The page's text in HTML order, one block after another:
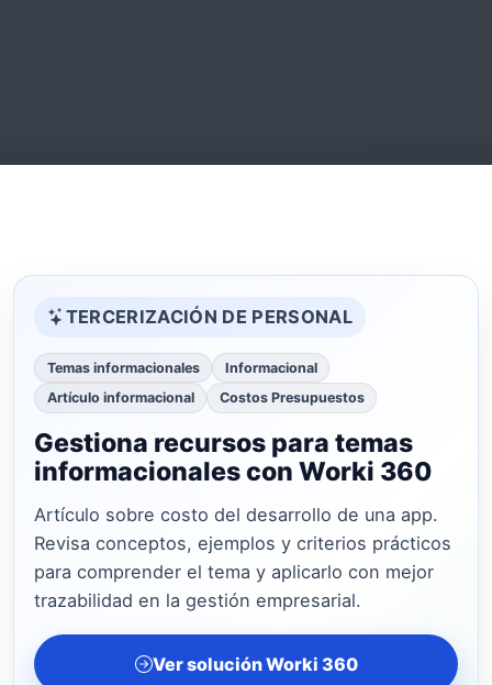
TERCERIZACIÓN DE PERSONAL
Temas informacionales
Informacional
Artículo informacional
Costos Presupuestos
Gestiona recursos para temas
informacionales con Worki 360
Artículo sobre costo del desarrollo de una app.
Revisa conceptos, ejemplos y criterios prácticos
para comprender el tema y aplicarlo con mejor
trazabilidad en la gestión empresarial.
Ver solución Worki 360